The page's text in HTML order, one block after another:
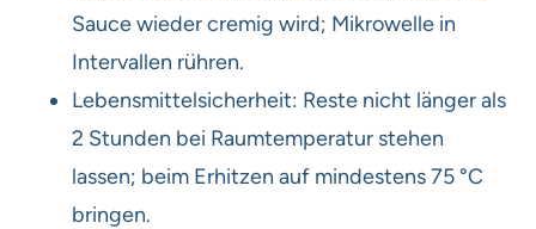
Sauce wieder cremig wird; Mikrowelle in
Intervallen rühren.
Lebensmittelsicherheit: Reste nicht länger als
2 Stunden bei Raumtemperatur stehen
lassen; beim Erhitzen auf mindestens 75 °C
bringen.